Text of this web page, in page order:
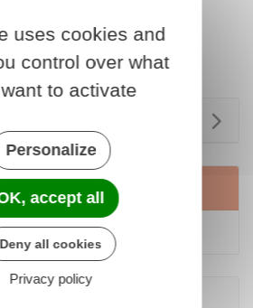
et formulaires
de droits
uses cookies and
control over what
to activate
Personalize
accept all
Deny all cookies
Privacy policy